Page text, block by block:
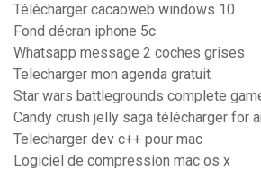
Télécharger cacaoweb windows 10
Fond décran iphone 5c
Whatsapp message 2 coches grises
Telecharger mon agenda gratuit
Star wars battlegrounds complete
Candy crush jelly saga télécharger for
Telecharger dev c++ pour mac
Logiciel de compression mac os x